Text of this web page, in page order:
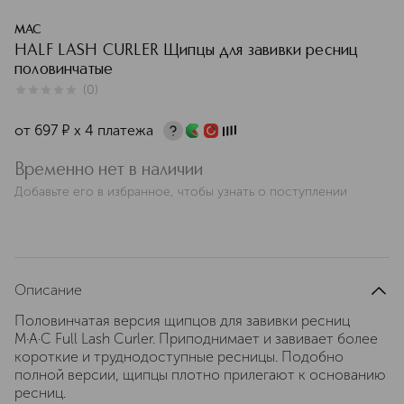
MAC
HALF LASH CURLER Щипцы для завивки ресниц
половинчатые
(0)
от 697 ¤ х 4 платежа
Временно нет в наличии
Добавьте его в избранное, чтобы узнать о поступлении
Описание
Половинчатая версия щипцов для завивки ресниц
M·A·C Full Lash Curler. Приподнимает и завивает более
короткие и труднодоступные ресницы. Подобно
полной версии, щипцы плотно прилегают к основанию
ресниц.